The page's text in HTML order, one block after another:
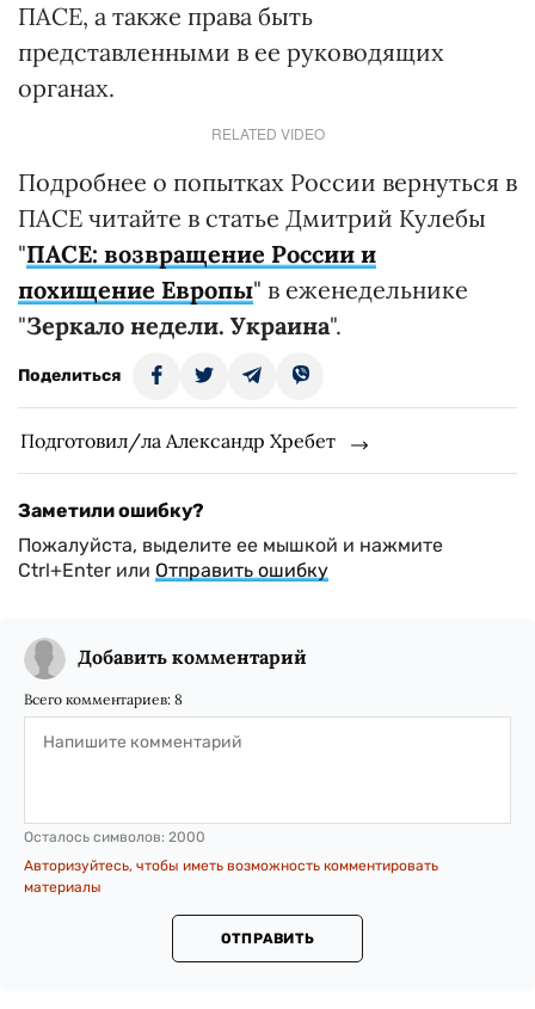
ПАСЕ, а также права быть
представленными в ее руководящих
органах.
RELATED VIDEO
Подробнее о попытках России вернуться в
ПАСЕ читайте в статье Дмитрий Кулебы
"ПАСЕ: возвращение России и
похищение Европы" в еженедельнике
"Зеркало недели. Украина".
Поделиться
Подготовил/ла Александр Хребет
Заметили ошибку?
Пожалуйста, выделите ее мышкой и нажмите
Ctrl+Enter или Отправить ошибку
Добавить комментарий
Всего комментариев: 8
Осталось символов: 2000
Авторизуйтесь, чтобы иметь возможность комментировать
материалы
ОТПРАВИТЬ